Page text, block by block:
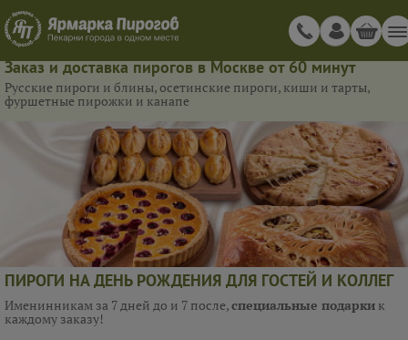
Заказ и доставка пирогов в Москве от 60 минут
Русские пироги и блины, осетинские пироги, киши и тарты,
фуршетные пирожки и канапе
ПИРОГИ НА ДЕНЬ РОЖДЕНИЯ ДЛЯ ГОСТЕЙ И КОЛЛЕГ
Именинникам за 7 дней до и 7 после,специальные подарки к
каждому заказу!